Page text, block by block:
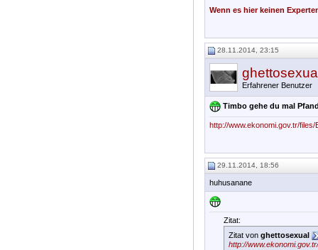
Wenn es hier keinen
28.11.2014, 23:15
Erfahrener Benutzer
Timbo gehe du mal
http://www.ekonomi.gov.tr/
29.11.2014, 18:56
huhusanane
Zitat:
Zitat von ghettosexual
http://